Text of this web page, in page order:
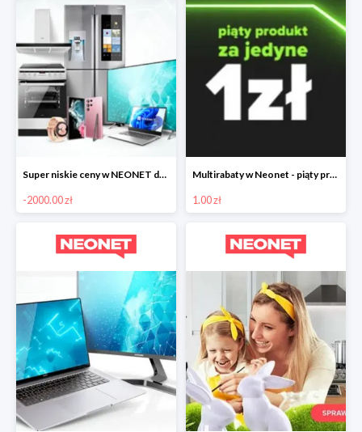
Super niskie ceny w NEONET do -2000zł
-2000.00 zł
Multirabaty w Neonet - piąty produkt za 1 zł
1.00 zł